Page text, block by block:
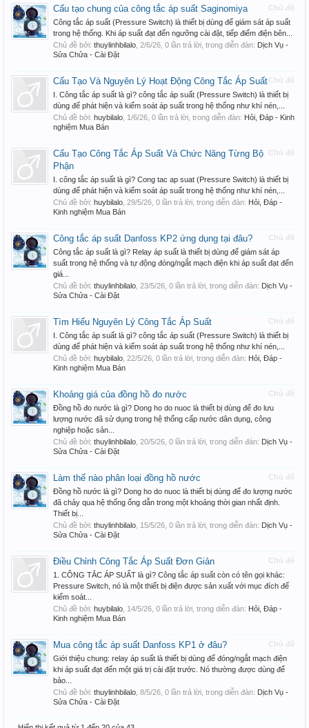
Chủ đề
Cấu tạo chung của công tắc áp suất Saginomiya
Công tắc áp suất (Pressure Switch) là thiết bị dùng để giám sát áp suất
trong hệ thống. Khi áp suất đạt đến ngưỡng cài đặt, tiếp điểm điện bên...
Chủ đề bởi: thuylinhbilalo 2/6/26 , 0 lần trả lời, trong diễn đàn: Dịch Vụ -
Sửa Chửa - Cài Đặt
Chủ đề
Cấu Tạo Và Nguyên Lý Hoạt Động Công Tắc Áp Suất
I. Công tắc áp suất là gì? công tắc áp suất (Pressure Switch) là thiết bị
dùng để phát hiện và kiểm soát áp suất trong hệ thống như khí nén,...
Chủ đề bởi: huybilalo 1/6/26 , 0 lần trả lời, trong diễn đàn: Hỏi, Đáp - Kinh
nghiệm Mua Bán
Chủ đề
Cấu Tạo Công Tắc Áp Suất Và Chức Năng Từng Bộ
Phận
I. công tắc áp suất là gì? Cong tac ap suat (Pressure Switch) là thiết bị
dùng để phát hiện và kiểm soát áp suất trong hệ thống như khí nén,...
Chủ đề bởi: huybilalo 29/5/26 , 0 lần trả lời, trong diễn đàn: Hỏi, Đáp -
Kinh nghiệm Mua Bán
Chủ đề
Công tắc áp suất Danfoss KP2 ứng dụng tại đâu?
Công tắc áp suất là gì? Relay áp suất là thiết bị dùng để giám sát áp
suất trong hệ thống và tự động đóng/ngắt mạch điện khi áp suất đạt đến
giá...
Chủ đề bởi: thuylinhbilalo 23/5/26 , 0 lần trả lời, trong diễn đàn: Dịch Vụ -
Sửa Chửa - Cài Đặt
Chủ đề
Tìm Hiểu Nguyên Lý Công Tắc Áp Suất
I. Công tắc áp suất là gì? công tắc áp suất (Pressure Switch) là thiết bị
dùng để phát hiện và kiểm soát áp suất trong hệ thống như khí nén,...
Chủ đề bởi: huybilalo 22/5/26 , 0 lần trả lời, trong diễn đàn: Hỏi, Đáp -
Kinh nghiệm Mua Bán
Chủ đề
Khoảng giá của đồng hồ đo nước
Đồng hồ đo nước là gì? Dong ho do nuoc là thiết bị dùng để đo lưu
lượng nước đã sử dụng trong hệ thống cấp nước dân dụng, công
nghiệp hoặc sản...
Chủ đề bởi: thuylinhbilalo 20/5/26 , 0 lần trả lời, trong diễn đàn: Dịch Vụ -
Sửa Chửa - Cài Đặt
Chủ đề
Làm thế nào phân loại đồng hồ nước
Đồng hồ nước là gì? Dong ho do nuoc là thiết bị dùng để đo lượng nước
đã chảy qua hệ thống ống dẫn trong một khoảng thời gian nhất định.
Thiết bị...
Chủ đề bởi: thuylinhbilalo 15/5/26 , 0 lần trả lời, trong diễn đàn: Dịch Vụ -
Sửa Chửa - Cài Đặt
Chủ đề
Điều Chỉnh Công Tắc Áp Suất Đơn Giản
1. CÔNG TẮC ÁP SUẤT là gì? Công tắc áp suất còn có tên gọi khác:
Pressure Switch, nó là một thiết bị điện được sản xuất với mục đích để
kiểm soát...
Chủ đề bởi: huybilalo 14/5/26 , 0 lần trả lời, trong diễn đàn: Hỏi, Đáp -
Kinh nghiệm Mua Bán
Chủ đề
Mua công tắc áp suất Danfoss KP1 ở đâu?
Giới thiệu chung: relay áp suất là thiết bị dùng để đóng/ngắt mạch điện
khi áp suất đạt đến một giá trị cài đặt trước. Nó thường được dùng để
bảo...
Chủ đề bởi: thuylinhbilalo 8/5/26 , 0 lần trả lời, trong diễn đàn: Dịch Vụ -
Sửa Chửa - Cài Đặt